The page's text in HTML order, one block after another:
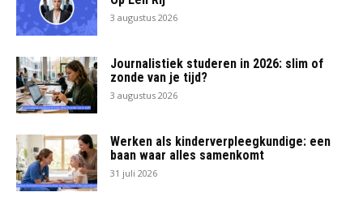
3 augustus 2026
Journalistiek studeren in 2026: slim of
zonde van je tijd?
3 augustus 2026
Werken als kinderverpleegkundige: een
baan waar alles samenkomt
31 juli 2026